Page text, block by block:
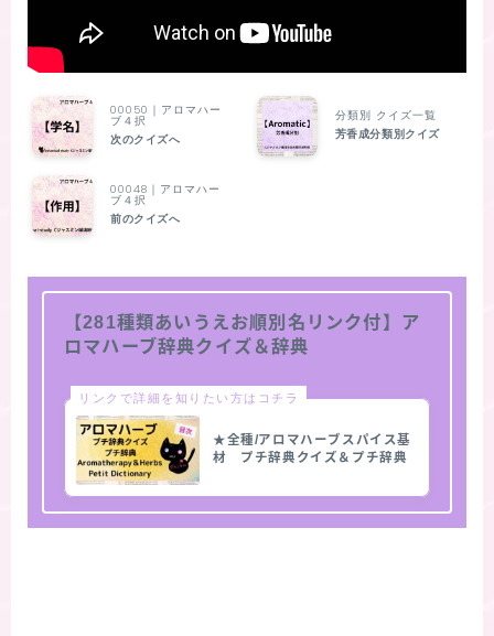
00050｜アロマハー
ブ４択
次のクイズへ
分類別 クイズ一覧
芳香成分類別クイズ
00048｜アロマハー
ブ４択
前のクイズへ
【281種類あいうえお順別名リンク付】ア
ロマハーブ辞典クイズ＆辞典
リンクで詳細を知りたい方はコチラ
★全種/アロマハーブスパイス基
材 プチ辞典クイズ＆プチ辞典